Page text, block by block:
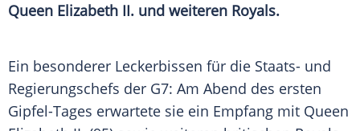
Queen Elizabeth II. und weiteren Royals.
Ein besonderer Leckerbissen für die Staats- und
Regierungschefs der G7: Am Abend des ersten
Gipfel-Tages erwartete sie ein Empfang mit Queen